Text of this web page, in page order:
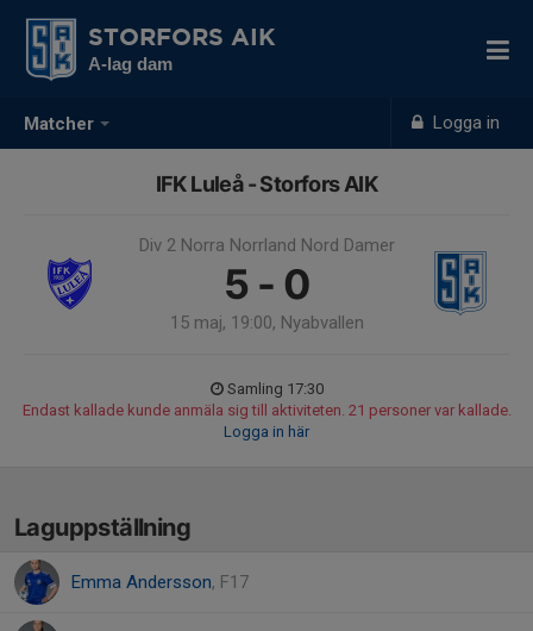
Matcher Logga in
STORFORS AIK
A-lag dam
IFK Luleå - Storfors AIK
Div 2 Norra Norrland Nord Damer
5 - 0
15 maj, 19:00, Nyabvallen
Samling 17:30
Endast kallade kunde anmäla sig till aktiviteten. 21 personer var kallade.
Logga in här
Laguppställning
Emma Andersson, F17